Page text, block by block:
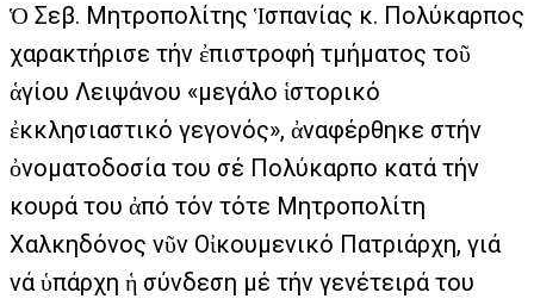
Ὁ Σεβ. Μητροπολίτης Ἱσπανίας κ. Πολύκαρπος
χαρακτήρισε τήν ἐπιστροφή τμήματος τοῦ
ἁγίου Λειψάνου «μεγάλο ἱστορικό
ἐκκλησιαστικό γεγονός», ἀναφέρθηκε στήν
ὀνοματοδοσία του σέ Πολύκαρπο κατά τήν
κουρά του ἀπό τόν τότε Μητροπολίτη
Χαλκηδόνος νῦν Οἰκουμενικό Πατριάρχη, γιά
νά ὑπάρχη ἡ σύνδεση μέ τήν γενέτειρά του